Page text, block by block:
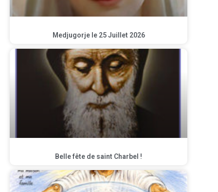
Medjugorje le 25 Juillet 2026
Belle fête de saint Charbel !